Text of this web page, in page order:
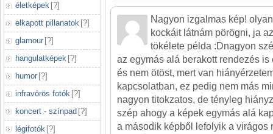
életképek [?]
elkapott pillanatok [?]
glamour [?]
hangulatképek [?]
humor [?]
infravörös fotók [?]
koncert - színpad [?]
légifotók [?]
Nagyon izgalmas kép!
kockáit látnám pörögni, ja
tökélete példa :Dnagyon
az egymás alá berakott rendezés is
és nem ötöst, mert van
kapcsolatban, ez pedig nem más
nagyon titokzatos, de tényleg
szép ahogy a képek egymás alá
a második képből lefolyik a virágos